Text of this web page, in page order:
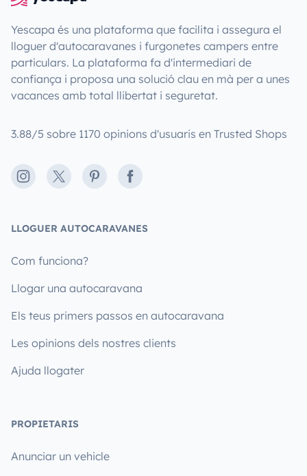
Yescapa és una plataforma que facilita i assegura el
lloguer d'autocaravanes i furgonetes campers entre
particulars. La plataforma fa d'intermediari de
confiança i proposa una solució clau en mà per a unes
vacances amb total llibertat i seguretat.
3.88/5 sobre 1170 opinions d'usuaris en Trusted Shops
Instagram
X PinterestFacebook
LLOGUER AUTOCARAVANES
Com funciona?
Llogar una autocaravana
Els teus primers passos en autocaravana
Les opinions dels nostres clients
Ajuda llogater
PROPIETARIS
Anunciar un vehicle